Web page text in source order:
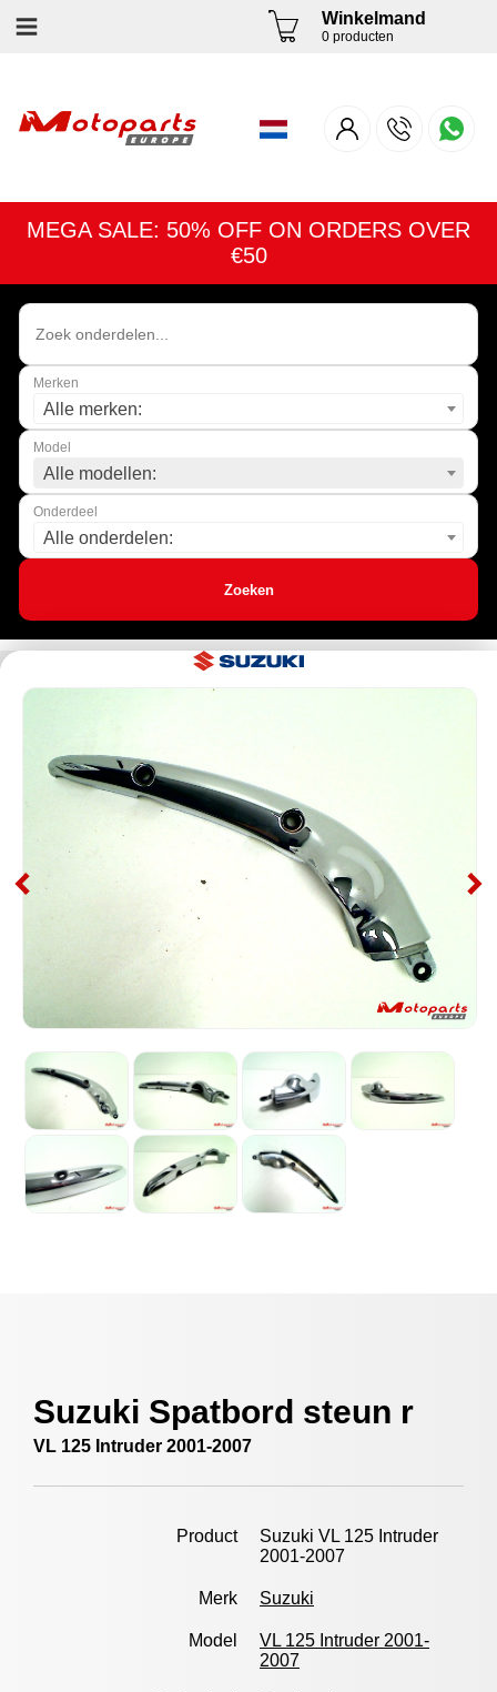
Winkelmand
0 producten
MEGA SALE: 50% OFF ON ORDERS OVER
€50
Merken
Alle merken:
Model
Alle modellen:
Onderdeel
Alle onderdelen:
Zoeken
Suzuki Spatbord steun r
VL 125 Intruder 2001-2007
Product
Suzuki VL 125 Intruder
2001-2007
Merk Suzuki
Model
VL 125 Intruder 2001-
2007